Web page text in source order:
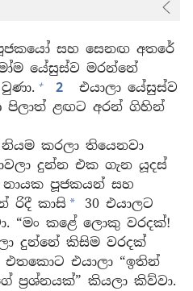
සහ සෙනඟ අතරේ
යේසුස්ව මරන්නේ
+ 2
එයාලා යේසුස්ව
පිලාත් ළඟට අරන් ගිහින්
කරලා තියෙනවා
දුන්න එක ගැන යූදස්
නායක පූජකයන් සහ
රිදී කාසි *
30 එයාලට
“මං කළේ ලොකු වරදක්!
දුන්නේ කිසිම වරදක්
එතකොට එයාලා “ඉතින්
ප්‍රශ්නයක්” කියලා කිව්වා.